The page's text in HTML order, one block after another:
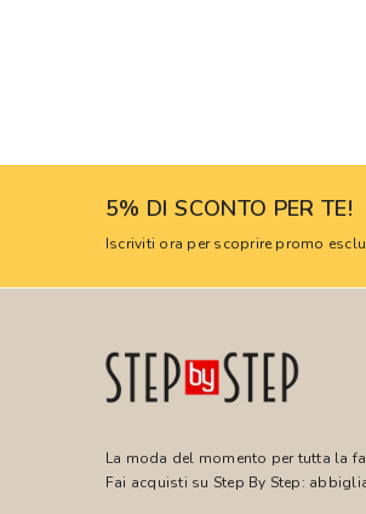
5% DI SCONTO PER TE!
Iscriviti ora per scoprire promo
La moda del momento per tutta la
Fai acquisti su Step By Step: